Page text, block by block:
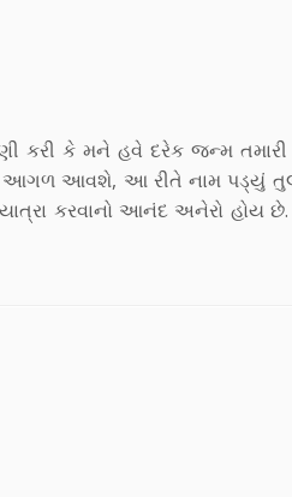
કરી કે મને હવે દરેક જન્મ
આગળ આવશે, આ રીતે નામ પડ્યું
કરવાનો આનંદ અનેરો હોય